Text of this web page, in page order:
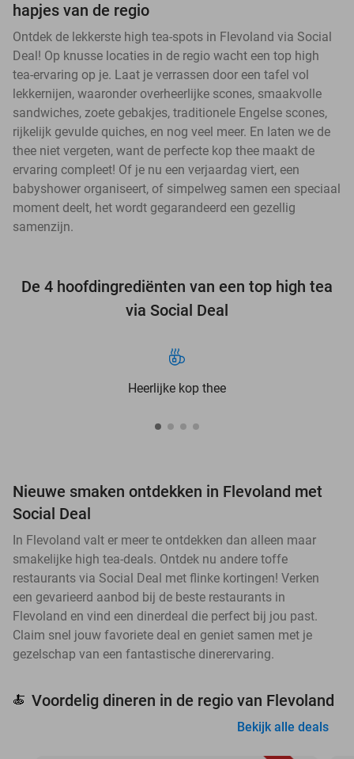
hapjes van de regio
Ontdek de lekkerste high tea-spots in Flevoland via Social
Deal! Op knusse locaties in de regio wacht een top high
tea-ervaring op je. Laat je verrassen door een tafel vol
lekkernijen, waaronder overheerlijke scones, smaakvolle
sandwiches, zoete gebakjes, traditionele Engelse scones,
rijkelijk gevulde quiches, en nog veel meer. En laten we de
thee niet vergeten, want de perfecte kop thee maakt de
ervaring compleet! Of je nu een verjaardag viert, een
babyshower organiseert, of simpelweg samen een speciaal
moment deelt, het wordt gegarandeerd een gezellig
samenzijn.
De 4 hoofdingrediënten van een top high tea
via Social Deal
Heerlijke kop thee
Nieuwe smaken ontdekken in Flevoland met
Social Deal
In Flevoland valt er meer te ontdekken dan alleen maar
smakelijke high tea-deals. Ontdek nu andere toffe
restaurants via Social Deal met flinke kortingen! Verken
een gevarieerd aanbod bij de beste restaurants in
Flevoland en vind een dinerdeal die perfect bij jou past.
Claim snel jouw favoriete deal en geniet samen met je
gezelschap van een fantastische dinerervaring.
🍝 Voordelig dineren in de regio van Flevoland
Bekijk alle deals